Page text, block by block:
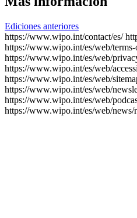
Ediciones anteriores
https://www.wipo.int/contact/es/
https://www.wipo.int/es/web/terms-
https://www.wipo.int/es/web/
https://www.wipo.int/es/web/
https://www.wipo.int/es/web/
https://www.wipo.int/es/web/
https://www.wipo.int/es/web/
https://www.wipo.int/es/web/news/